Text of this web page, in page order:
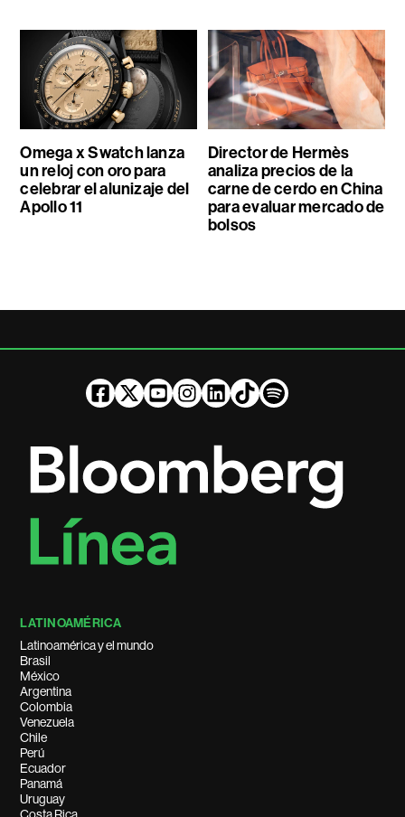
Omega x Swatch lanza
un reloj con oro para
celebrar el alunizaje del
Apollo 11
Director de Hermès
analiza precios de la
carne de cerdo en China
para evaluar mercado de
bolsos
LATINOAMÉRICA
Latinoamérica y el mundo
Brasil
México
Argentina
Colombia
Venezuela
Chile
Perú
Ecuador
Panamá
Uruguay